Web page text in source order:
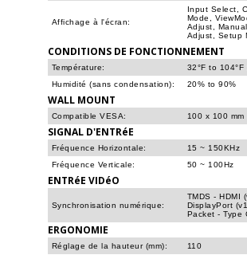
Affichage à l'écran:
Input Select,
Mode,
Adjust,
Adjust, Setup
CONDITIONS DE FONCTIONNEMENT
Température:
32°F to 104°F
Humidité (sans condensation):
20% to 90%
WALL MOUNT
Compatible VESA: 100 x 100 mm
SIGNAL D'ENTRéE
Fréquence Horizontale:
15 ~ 150KHz
Fréquence Verticale:
50 ~ 100Hz
ENTRéE VIDéO
Synchronisation numérique:
TMDS - HDMI
DisplayPort
Packet - Type
ERGONOMIE
Réglage de la hauteur (mm):
110